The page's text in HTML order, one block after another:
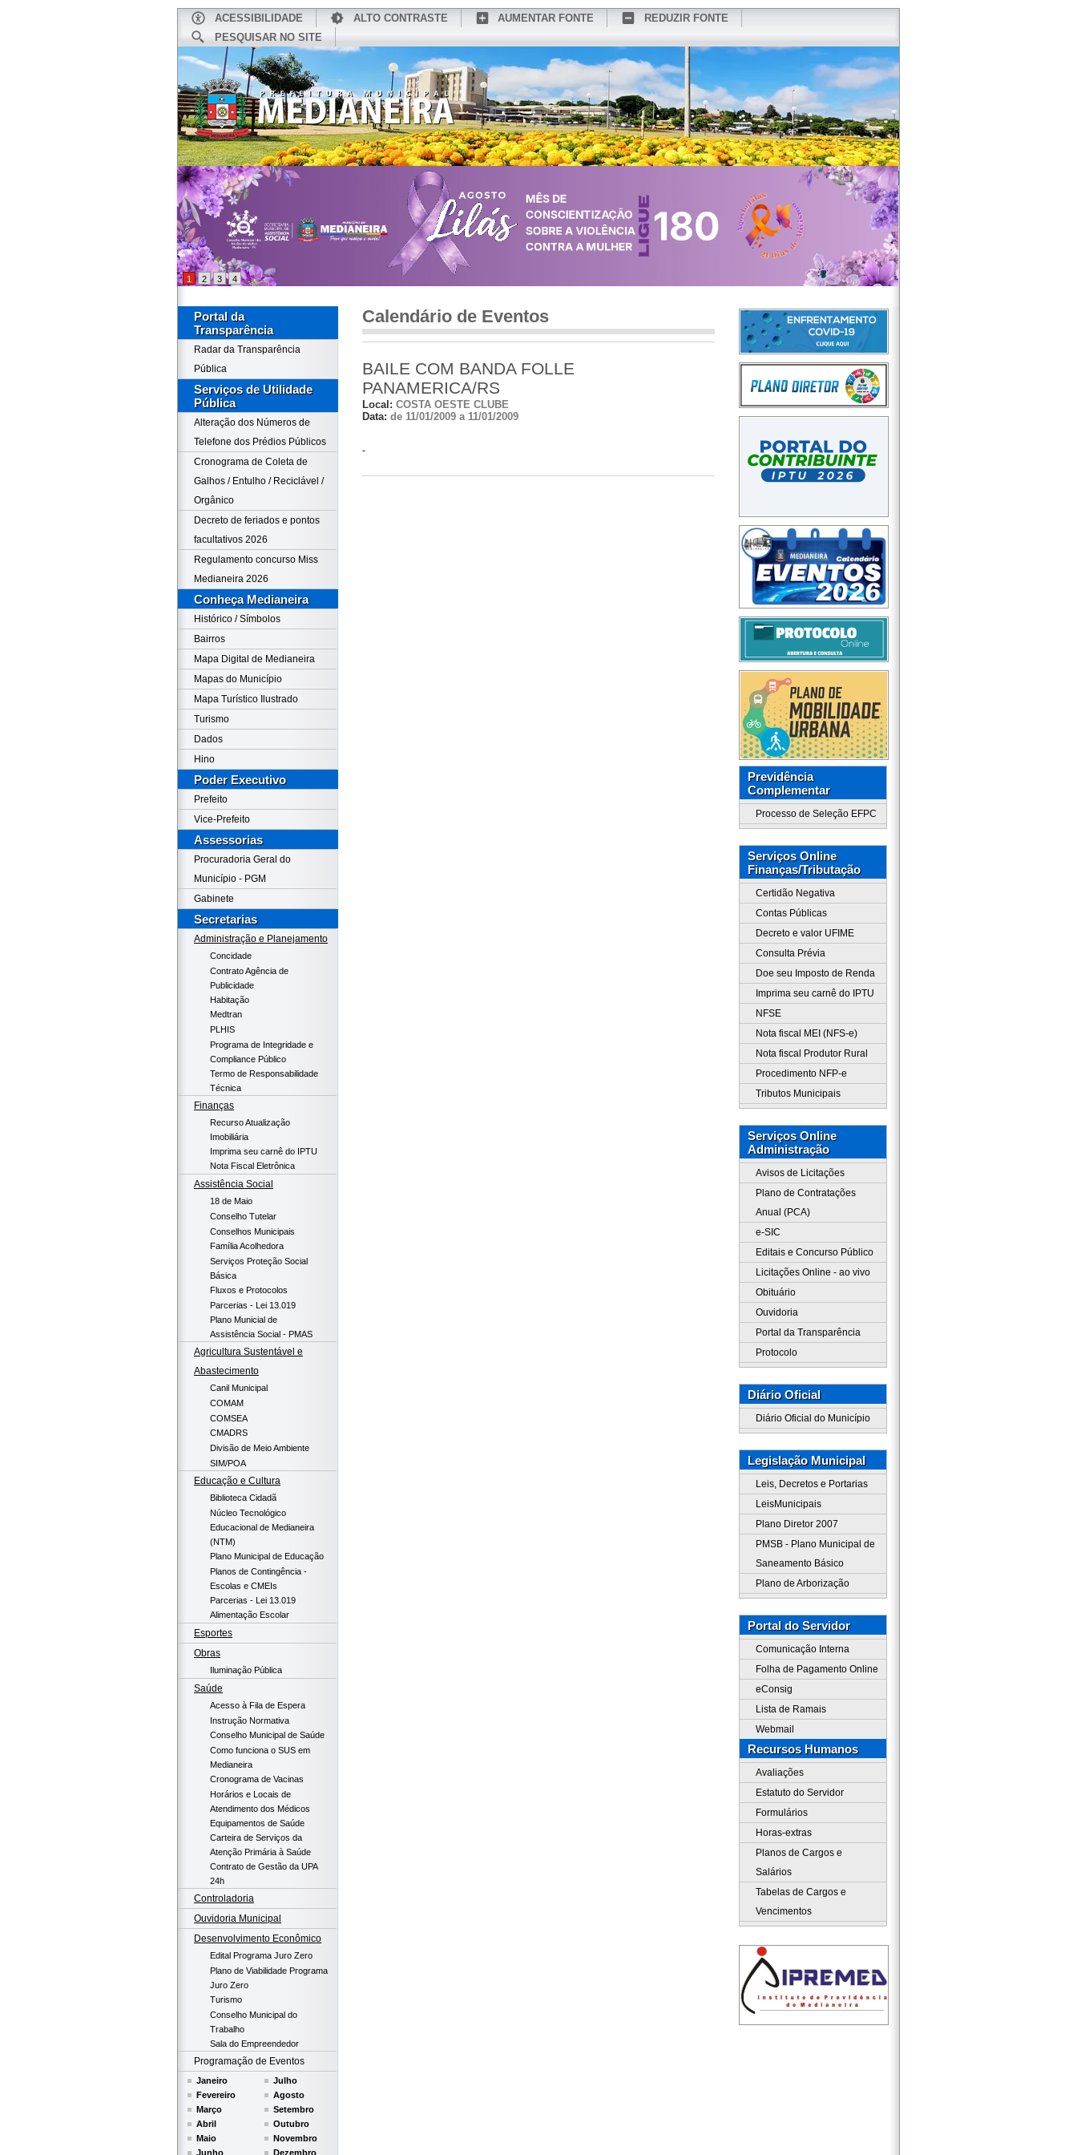
ACESSIBILIDADE ALTO CONTRASTE AUMENTAR FONTE
REDUZIR FONTE
PESQUISAR NO SITE
CONHEÇA MEDIANEIRA REDES SOCIAIS WEBMAIL
1 2 3 4
Portal da
Transparência
Radar da Transparência
Pública
Serviços de Utilidade
Pública
Alteração dos Números de
Telefone dos Prédios Públicos
Cronograma de Coleta de
Galhos / Entulho / Reciclável /
Orgânico
Decreto de feriados e pontos
facultativos 2026
Regulamento concurso Miss
Medianeira 2026
Conheça Medianeira
Histórico / Símbolos
Bairros
Mapa Digital de Medianeira
Mapas do Município
Mapa Turístico Ilustrado
Turismo
Dados
Hino
Poder Executivo
Prefeito
Vice-Prefeito
Assessorias
Procuradoria Geral do
Município - PGM
Gabinete
Secretarias
Administração e Planejamento
Concidade
Contrato Agência de
Publicidade
Habitação
Medtran
PLHIS
Programa de Integridade e
Compliance Público
Termo de Responsabilidade
Técnica
Finanças
Recurso Atualização
Imobiliária
Imprima seu carnê do IPTU
Nota Fiscal Eletrônica
Assistência Social
18 de Maio
Conselho Tutelar
Conselhos Municipais
Família Acolhedora
Serviços Proteção Social
Básica
Fluxos e Protocolos
Parcerias - Lei 13.019
Plano Municial de
Assistência Social - PMAS
Agricultura Sustentável e
Abastecimento
Canil Municipal
COMAM
COMSEA
CMADRS
Divisão de Meio Ambiente
SIM/POA
Educação e Cultura
Biblioteca Cidadã
Núcleo Tecnológico
Educacional de Medianeira
(NTM)
Plano Municipal de Educação
Planos de Contingência -
Escolas e CMEIs
Parcerias - Lei 13.019
Alimentação Escolar
Esportes
Obras
Iluminação Pública
Saúde
Acesso à Fila de Espera
Instrução Normativa
Conselho Municipal de Saúde
Como funciona o SUS em
Medianeira
Cronograma de Vacinas
Horários e Locais de
Atendimento dos Médicos
Equipamentos de Saúde
Carteira de Serviços da
Atenção Primária à Saúde
Contrato de Gestão da UPA
24h
Controladoria
Ouvidoria Municipal
Desenvolvimento Econômico
Edital Programa Juro Zero
Plano de Viabilidade Programa
Juro Zero
Turismo
Conselho Municipal do
Trabalho
Sala do Empreendedor
Programação de Eventos
Janeiro
Fevereiro
Março
Abril
Maio
Junho
Julho
Agosto
Setembro
Outubro
Novembro
Dezembro
Calendário de Eventos
BAILE COM BANDA FOLLE
PANAMERICA/RS
Local: COSTA OESTE CLUBE
Data: de 11/01/2009 a 11/01/2009
-
Previdência
Complementar
Processo de Seleção EFPC
Serviços Online
Finanças/Tributação
Certidão Negativa
Contas Públicas
Decreto e valor UFIME
Consulta Prévia
Doe seu Imposto de Renda
Imprima seu carnê do IPTU
NFSE
Nota fiscal MEI (NFS-e)
Nota fiscal Produtor Rural
Procedimento NFP-e
Tributos Municipais
Serviços Online
Administração
Avisos de Licitações
Plano de Contratações
Anual (PCA)
e-SIC
Editais e Concurso Público
Licitações Online - ao vivo
Obituário
Ouvidoria
Portal da Transparência
Protocolo
Diário Oficial
Diário Oficial do Município
Legislação Municipal
Leis, Decretos e Portarias
LeisMunicipais
Plano Diretor 2007
PMSB - Plano Municipal de
Saneamento Básico
Plano de Arborização
Portal do Servidor
Comunicação Interna
Folha de Pagamento Online
eConsig
Lista de Ramais
Webmail
Recursos Humanos
Avaliações
Estatuto do Servidor
Formulários
Horas-extras
Planos de Cargos e
Salários
Tabelas de Cargos e
Vencimentos